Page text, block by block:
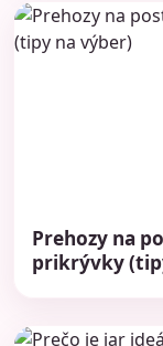
Prehozy na
prikrývky